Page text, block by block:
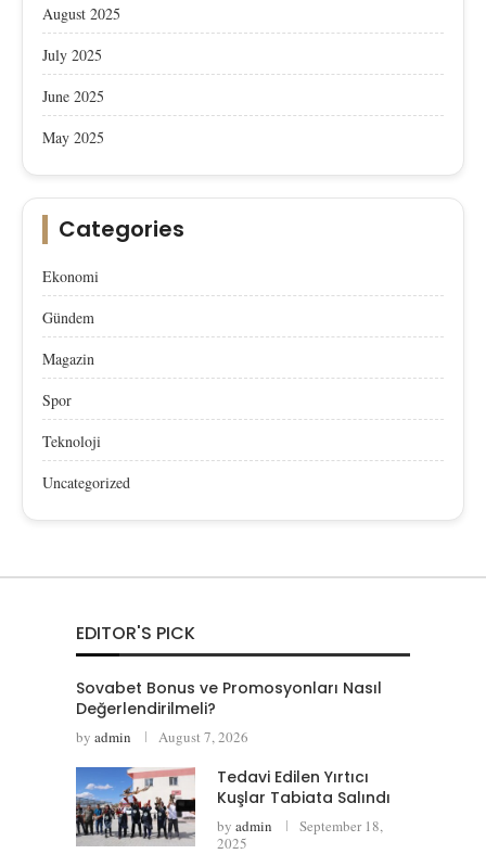
August 2025
July 2025
June 2025
May 2025
Categories
Ekonomi
Gündem
Magazin
Spor
Teknoloji
Uncategorized
EDITOR'S PICK
Sovabet Bonus ve Promosyonları Nasıl
Değerlendirilmeli?
by admin August 7, 2026
Tedavi Edilen Yırtıcı
Kuşlar Tabiata Salındı
by admin
September 18,
2025